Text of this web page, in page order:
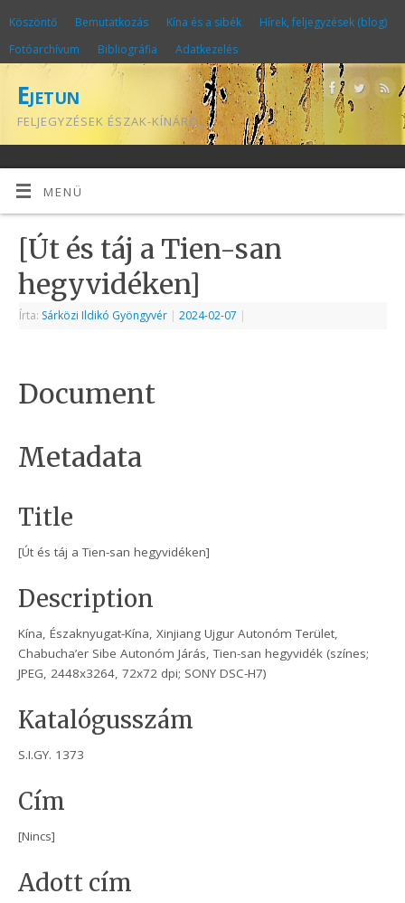
Köszöntő Bemutatkozás Kína és a sibék
Hírek, feljegyzések (blog)
Fotóarchívum
Bibliográfia Adatkezelés
Ejetun
FELJEGYZÉSEK ÉSZAK-KÍNÁRÓL
MENÜ
[Út és táj a Tien-san
hegyvidéken]
Írta: Sárközi Ildikó Gyöngyvér | 2024-02-07 |
Document
Metadata
Title
[Út és táj a Tien-san hegyvidéken]
Description
Kína, Északnyugat-Kína, Xinjiang Ujgur Autonóm Terület,
Chabucha’er Sibe Autonóm Járás, Tien-san hegyvidék (színes;
JPEG, 2448x3264, 72x72 dpi; SONY DSC-H7)
Katalógusszám
S.I.GY. 1373
Cím
[Nincs]
Adott cím